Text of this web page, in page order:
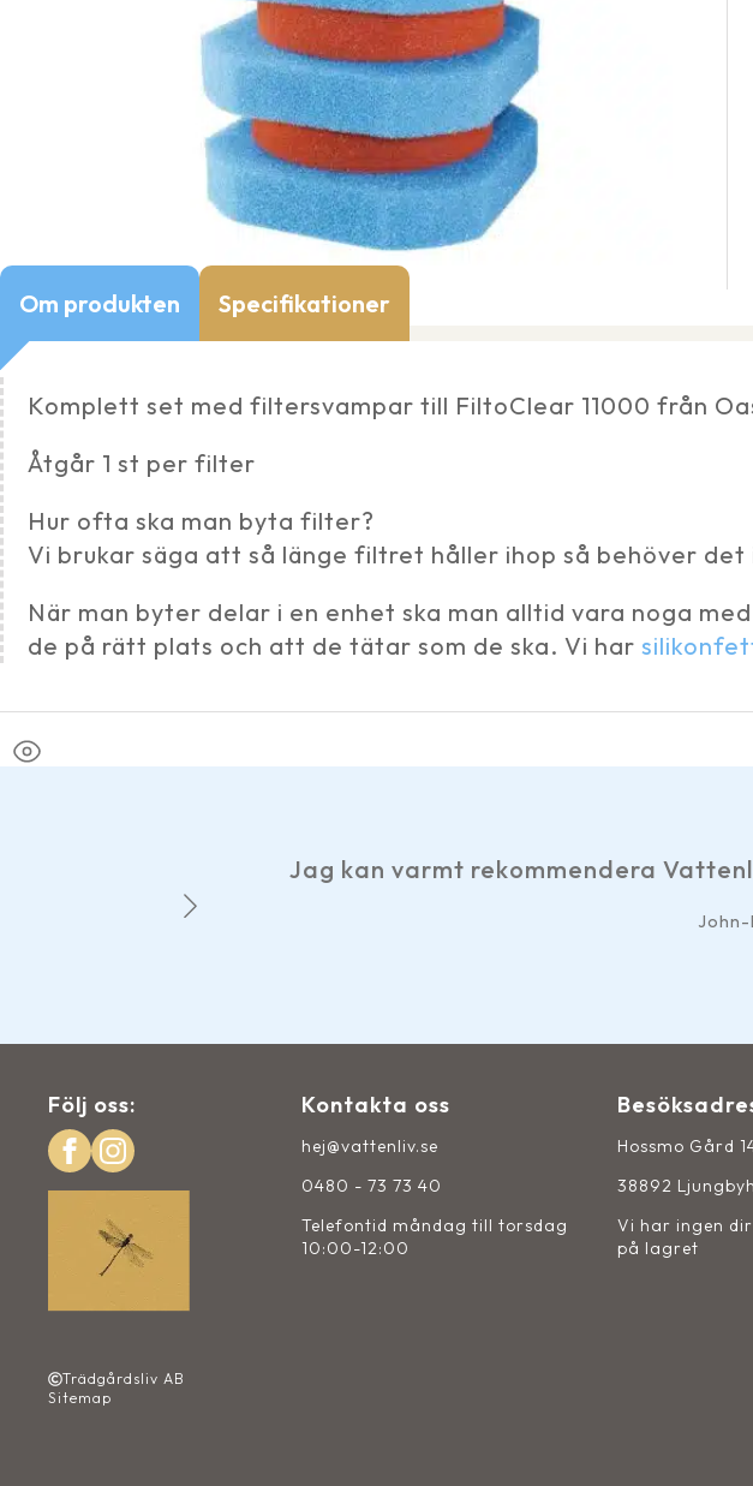
Om produkten Specifikationer
Komplett set med filtersvampar till FiltoClear 11000 från
Åtgår 1 st per filter
Hur ofta ska man byta filter?
Vi brukar säga att så länge filtret håller ihop så behöver
När man byter delar i en enhet ska man alltid vara noga
de på rätt plats och att de tätar som de ska. Vi har
Jag kan varmt rekommendera
John-
Följ oss:
Trädgårdsliv AB
Sitemap
Kontakta oss
hej@vattenliv.se
0480 - 73 73 40
Telefontid måndag till torsdag
10:00-12:00
Hossmo Gård
38892
Vi har ingen
på lagret